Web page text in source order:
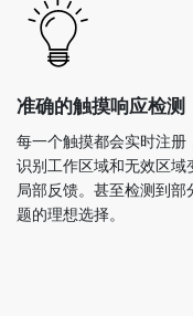
准确的触摸响应检测
每一个触摸都会实时注
识别工作区域和无效区域
局部反馈。甚至检测到
题的理想选择。